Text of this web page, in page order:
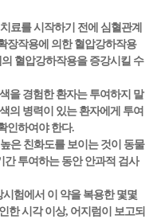
료를 시작하기 전에 심혈관계
장작용에 의한 혈압강하작용
혈압강하작용을 증강시킬 수
을 경험한 환자는 투여하지 말
의 병력이 있는 환자에게 투여
인하여야 한다.
은 친화도를 보이는 것이 동물
간 투여하는 동안 안과적 검사
험에서 이 약을 복용한 몇몇
한 시각 이상, 어지럼이 보고되